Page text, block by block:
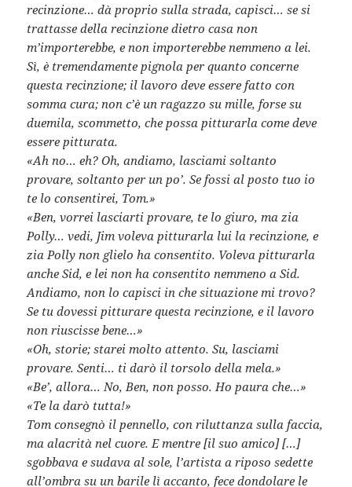
recinzione… dà proprio sulla strada, capisci… se si
trattasse della recinzione dietro casa non
m’importerebbe, e non importerebbe nemmeno a lei.
Sì, è tremendamente pignola per quanto concerne
questa recinzione; il lavoro deve essere fatto con
somma cura; non c’è un ragazzo su mille, forse su
duemila, scommetto, che possa pitturarla come deve
essere pitturata.
«Ah no… eh? Oh, andiamo, lasciami soltanto
provare, soltanto per un po’. Se fossi al posto tuo io
te lo consentirei, Tom.»
«Ben, vorrei lasciarti provare, te lo giuro, ma zia
Polly… vedi, Jim voleva pitturarla lui la recinzione, e
zia Polly non glielo ha consentito. Voleva pitturarla
anche Sid, e lei non ha consentito nemmeno a Sid.
Andiamo, non lo capisci in che situazione mi trovo?
Se tu dovessi pitturare questa recinzione, e il lavoro
non riuscisse bene…»
«Oh, storie; starei molto attento. Su, lasciami
provare. Senti… ti darò il torsolo della mela.»
«Be’, allora… No, Ben, non posso. Ho paura che…»
«Te la darò tutta!»
Tom consegnò il pennello, con riluttanza sulla faccia,
ma alacrità nel cuore. E mentre [il suo amico] […]
sgobbava e sudava al sole, l’artista a riposo sedette
all’ombra su un barile lì accanto, fece dondolare le